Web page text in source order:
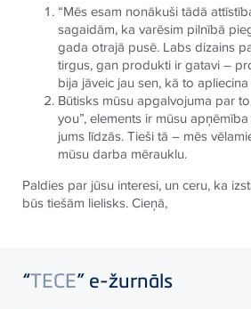
“Mēs esam nonākuši tādā
sagaidām, ka varēsim pilnībā
gada otrajā pusē. Labs dizains
tirgus, gan produkti ir gatavi –
bija jāveic jau sen, kā to apliecina
Būtisks mūsu apgalvojuma par
you”, elements ir mūsu
jums līdzās. Tieši tā – mēs
mūsu darba mērauklu.
Paldies par jūsu interesi, un ceru, ka
būs tiešām lielisks. Cieņā,
“TECE” e-žurnāls